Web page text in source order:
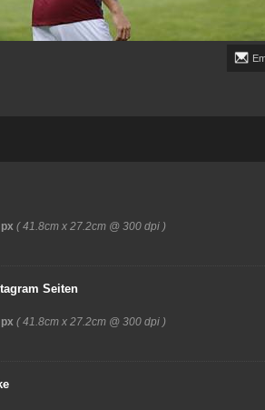
( 41.8cm x 27.2cm @ 300 dpi )
Seiten
( 41.8cm x 27.2cm @ 300 dpi )